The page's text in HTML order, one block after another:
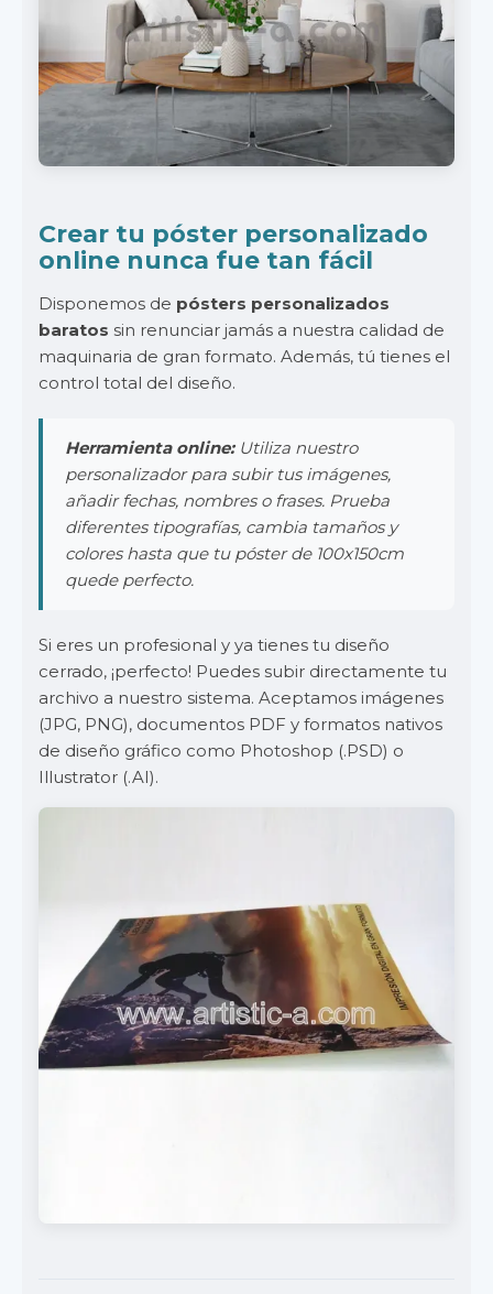
Crear tu póster personalizado
online nunca fue tan fácil
Disponemos de pósters personalizados
baratos sin renunciar jamás a nuestra calidad de
maquinaria de gran formato. Además, tú tienes el
control total del diseño.
Herramienta online:Utiliza nuestro
personalizador para subir tus imágenes,
añadir fechas, nombres o frases. Prueba
diferentes tipografías, cambia tamaños y
colores hasta que tu póster de 100x150cm
quede perfecto.
Si eres un profesional y ya tienes tu diseño
cerrado, ¡perfecto! Puedes subir directamente tu
archivo a nuestro sistema. Aceptamos imágenes
(JPG, PNG), documentos PDF y formatos nativos
de diseño gráfico como Photoshop (.PSD) o
Illustrator (.AI).